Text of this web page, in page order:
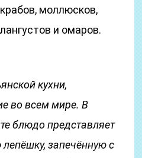
моллюсков,
и омаров.
кухни,
во всем мире. В
блюдо представляет
запечённую с